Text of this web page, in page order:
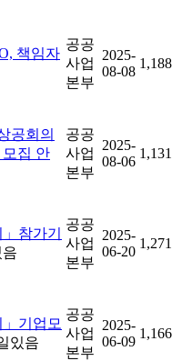
책임자
공공
사업
본부
2025-
08-08
1,188
공회의
집 안
공공
사업
본부
2025-
08-06
1,131
참가기
공공
사업
본부
2025-
06-20
1,271
」기업모
공공
사업
본부
2025-
06-09
1,166